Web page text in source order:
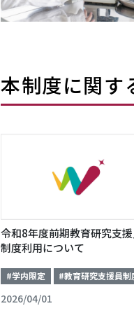
本制度に関す
令和8年度前期教育研究支援
制度利用について
#学内限定 #教育研究支援員制
2026/04/01